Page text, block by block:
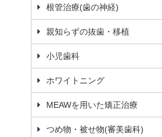
根管治療(歯の神経)
親知らずの抜歯・移植
小児歯科
ホワイトニング
MEAWを用いた矯正治療
つめ物・被せ物(審美歯科)